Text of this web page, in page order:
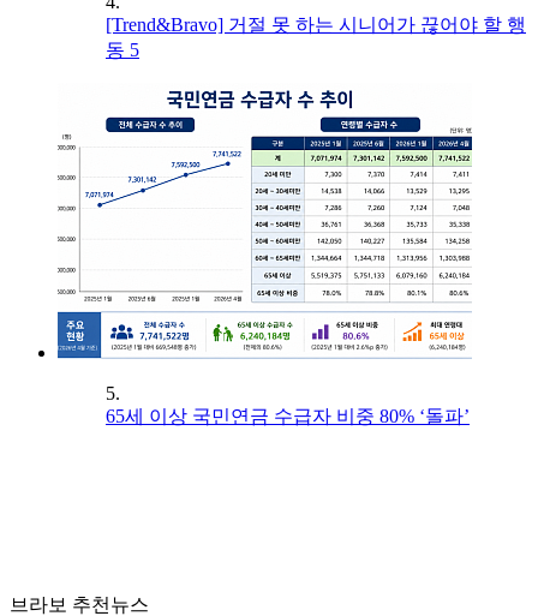
[Trend&Bravo] 거절 못 하는 시니어가 끊어야 할 행
동 5
5.
65세 이상 국민연금 수급자 비중 80% ‘돌파’
브라보 추천뉴스